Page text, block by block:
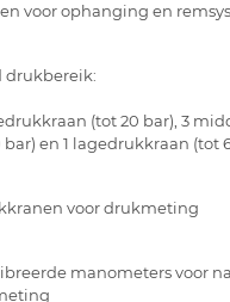
voor ophanging en
drukbereik:
(tot 20 bar), 3
bar) en 1 lagedrukkraan (tot
voor drukmeting
manometers voor